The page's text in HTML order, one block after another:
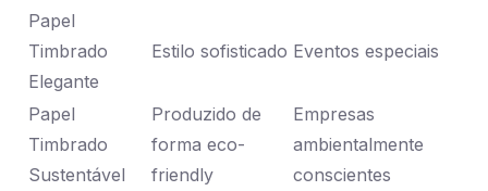
Papel
Timbrado
Elegante
Estilo sofisticado Eventos especiais
Papel
Timbrado
Sustentável
Produzido de
forma eco-
friendly
Empresas
ambientalmente
conscientes